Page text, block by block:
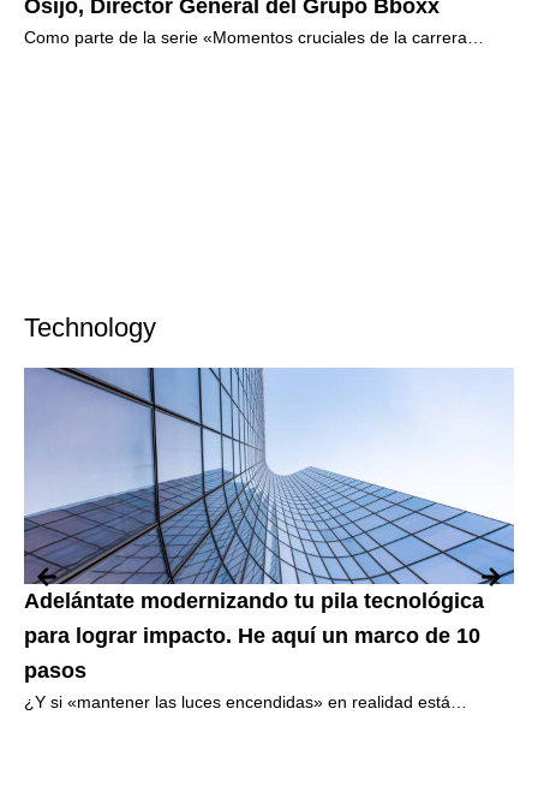
Osijo, Director General del Grupo Bboxx
Como parte de la serie «Momentos cruciales de la carrera
Technology
Adelántate modernizando tu pila tecnológica
para lograr impacto. He aquí un marco de 10
pasos
¿Y si «mantener las luces encendidas» en realidad está